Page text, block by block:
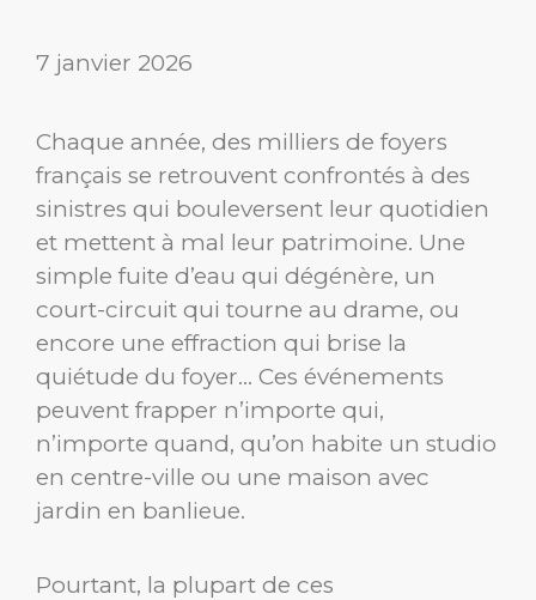
7 janvier 2026
Chaque année, des milliers de foyers
français se retrouvent confrontés à des
sinistres qui bouleversent leur quotidien
et mettent à mal leur patrimoine. Une
simple fuite d’eau qui dégénère, un
court-circuit qui tourne au drame, ou
encore une effraction qui brise la
quiétude du foyer… Ces événements
peuvent frapper n’importe qui,
n’importe quand, qu’on habite un studio
en centre-ville ou une maison avec
jardin en banlieue.
Pourtant, la plupart de ces